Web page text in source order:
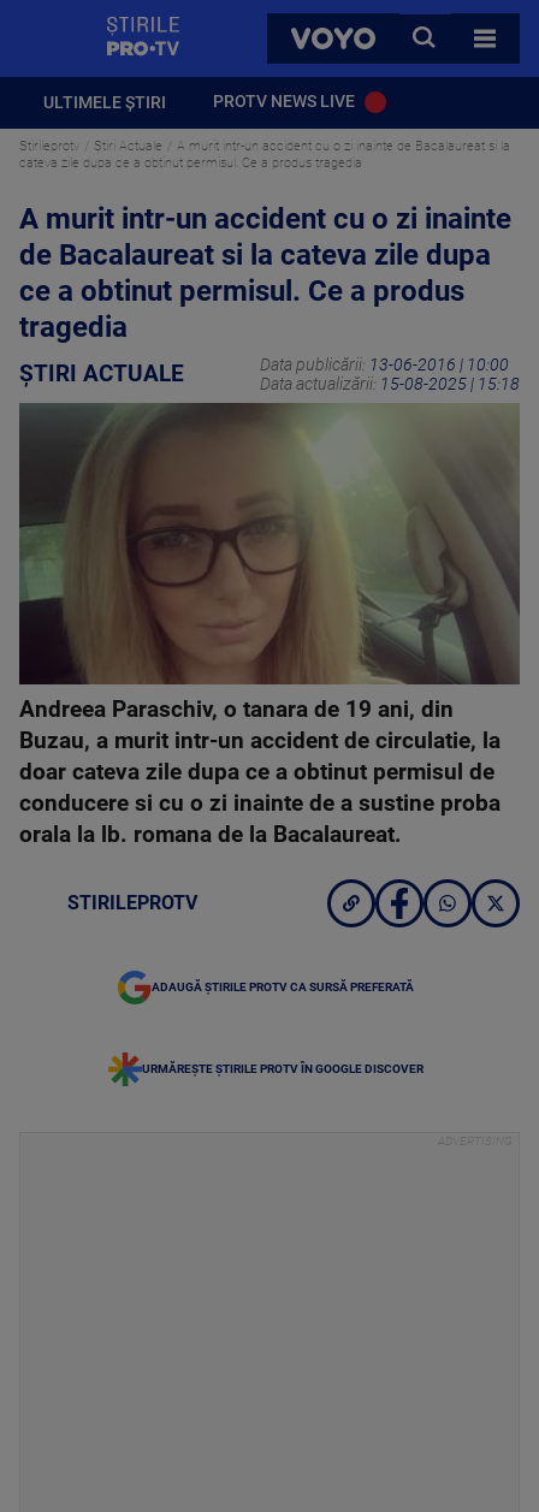
VOYO
CAUTA
TOATE
ULTIMELE ȘTIRI PROTV NEWS LIVE
Stirileprotv Știri Actuale
A murit intr-un accident cu o zi inainte de Bacalaureat si la
cateva zile dupa ce a obtinut permisul. Ce a produs tragedia
A murit intr-un accident cu o zi inainte
de Bacalaureat si la cateva zile dupa
ce a obtinut permisul. Ce a produs
tragedia
ȘTIRI ACTUALE Data publicării: 13-06-2016 | 10:00
Data actualizării: 15-08-2025 | 15:18
Andreea Paraschiv, o tanara de 19 ani, din
Buzau, a murit intr-un accident de circulatie, la
doar cateva zile dupa ce a obtinut permisul de
conducere si cu o zi inainte de a sustine proba
orala la lb. romana de la Bacalaureat.
STIRILEPROTV
ADAUGĂ ȘTIRILE PROTV CA SURSĂ PREFERATĂ
URMĂREȘTE ȘTIRILE PROTV ÎN GOOGLE DISCOVER